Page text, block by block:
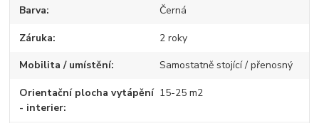
Barva Černá
Záruka 2 roky
Mobilita / umístění Samostatně stojící / přenosný
Orientační plocha vytápění
- interier
15-25 m2